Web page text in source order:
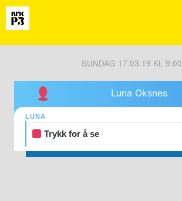
SUNDAG 17.03.19 KL 9.00
Luna Oksnes
LUNA
Trykk for å se